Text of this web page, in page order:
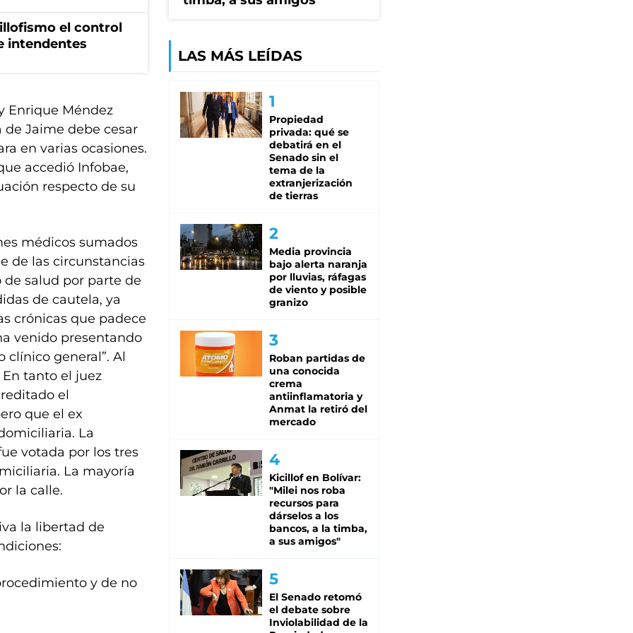
el control
intendentes
Enrique Méndez
Jaime debe cesar
en varias ocasiones.
accedió Infobae,
respecto de su
médicos sumados
de las circunstancias
salud por parte de
de cautela, ya
crónicas que padece
venido presentando
clínico general”. Al
tanto el juez
el
que el ex
La
votada por los tres
La mayoría
la calle.
la libertad de
y de no
LAS MÁS LEÍDAS
Propiedad
privada: qué se
debatirá en el
Senado sin el
tema de la
extranjerización
de tierras
Media provincia
bajo alerta naranja
por lluvias, ráfagas
de viento y posible
granizo
Roban partidas de
una conocida
crema
antiinflamatoria y
Anmat la retiró del
mercado
Kicillof en Bolívar:
"Milei nos roba
recursos para
dárselos a los
bancos, a la timba,
a sus amigos"
El Senado retomó
el debate sobre
Inviolabilidad de la